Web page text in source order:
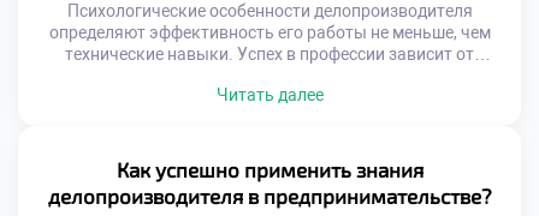
Психологические особенности делопроизводителя
определяют эффективность его работы не меньше, чем
технические навыки. Успех в профессии зависит от
устойчивости специалиста. Документационное
справляться с высокими нагрузками и ответственностью
ежедневно. Работа с документами — это постоянный
контакт с информацией и людьми […]
Читать далее
Как успешно применить знания
делопроизводителя в предпринимательстве?